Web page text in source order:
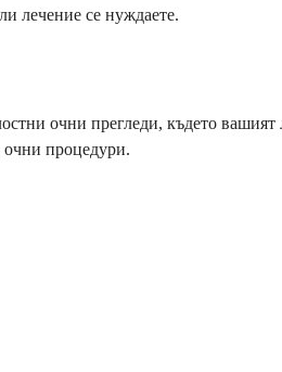
лечение се нуждаете.
очни прегледи, където вашият
очни процедури.